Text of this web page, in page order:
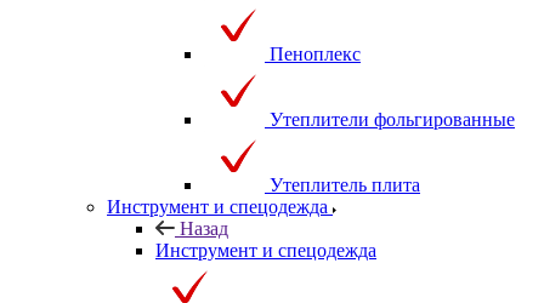
Пеноплекс
Утеплители фольгированные
Утеплитель плита
Инструмент и спецодежда
Назад
Инструмент и спецодежда